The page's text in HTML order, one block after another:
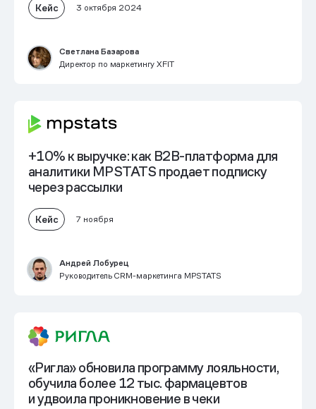
Кейс 3 октября 2024
Светлана Базарова
Директор по маркетингу XFIT
+10% к выручке:как B2B-платформа для
аналитики MPSTATS продает подписку
через рассылки
Кейс 7 ноября
Андрей Лобурец
Руководитель CRM-маркетинга MPSTATS
«Ригла» обновила программу лояльности,
обучила более 12 тыс. фармацевтов
иудвоила проникновение в чеки